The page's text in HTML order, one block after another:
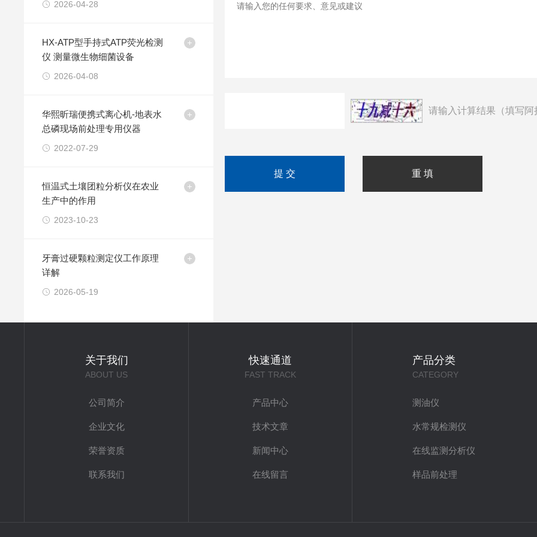
2026-04-28
HX-ATP型手持式ATP荧光检测
仪 测量微生物细菌设备
2026-04-08
华熙昕瑞便携式离心机-地表水
总磷现场前处理专用仪器
2022-07-29
恒温式土壤团粒分析仪在农业
生产中的作用
2023-10-23
牙膏过硬颗粒测定仪工作原理
详解
2026-05-19
请输入计算结果（填写
关于我们
ABOUT US
公司简介
企业文化
荣誉资质
联系我们
快速通道
FAST TRACK
产品中心
技术文章
新闻中心
在线留言
产品分类
CATEGORY
测油仪
水常规检测仪
在线监测分析仪
样品前处理